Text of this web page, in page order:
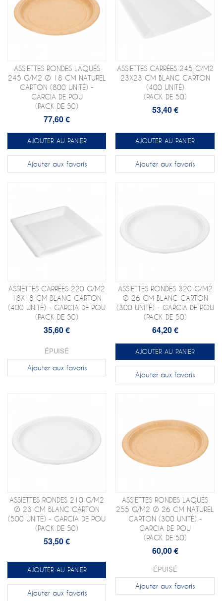
ASSIETTES RONDES LAQUÉS
245 G/M2 Ø 18 CM NATUREL
CARTON (800 UNITÉ) -
GARCIA DE POU
(PACK DE 50)
77,60 €
AJOUTER AU PANIER
Ajouter aux favoris
ASSIETTES CARRÉES 245 G/M2
23X23 CM BLANC CARTON
(400 UNITÉ)
(PACK DE 50)
53,40 €
AJOUTER AU PANIER
Ajouter aux favoris
ASSIETTES CARRÉES 220 G/M2
18X18 CM BLANC CARTON
(400 UNITÉ) - GARCIA DE POU
(PACK DE 50)
35,60 €
ÉPUISÉ
Ajouter aux favoris
ASSIETTES RONDES 320 G/M2
Ø 26 CM BLANC CARTON
(300 UNITÉ) - GARCIA DE POU
(PACK DE 50)
64,20 €
AJOUTER AU PANIER
Ajouter aux favoris
ASSIETTES RONDES 210 G/M2
Ø 23 CM BLANC CARTON
(500 UNITÉ) - GARCIA DE POU
(PACK DE 50)
53,50 €
AJOUTER AU PANIER
Ajouter aux favoris
ASSIETTES RONDES LAQUÉS
255 G/M2 Ø 26 CM NATUREL
CARTON (300 UNITÉ) -
GARCIA DE POU
(PACK DE 50)
60,00 €
ÉPUISÉ
Ajouter aux favoris